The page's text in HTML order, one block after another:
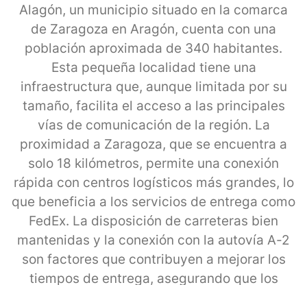
Alagón, un municipio situado en la comarca
de Zaragoza en Aragón, cuenta con una
población aproximada de 340 habitantes.
Esta pequeña localidad tiene una
infraestructura que, aunque limitada por su
tamaño, facilita el acceso a las principales
vías de comunicación de la región. La
proximidad a Zaragoza, que se encuentra a
solo 18 kilómetros, permite una conexión
rápida con centros logísticos más grandes, lo
que beneficia a los servicios de entrega como
FedEx. La disposición de carreteras bien
mantenidas y la conexión con la autovía A-2
son factores que contribuyen a mejorar los
tiempos de entrega, asegurando que los